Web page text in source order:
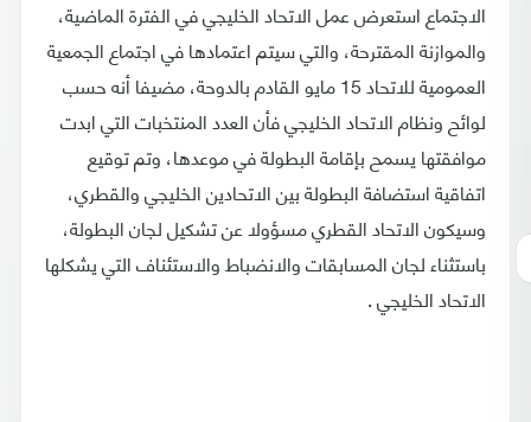
الاجتماع استعرض عمل الاتحاد الخليجي في الفترة الماضية،
والموازنة المقترحة، والتي سيتم اعتمادها في اجتماع الجمعية
العمومية للاتحاد 15 مايو القادم بالدوحة، مضيفا أنه حسب
لوائح ونظام الاتحاد الخليجي فأن العدد المنتخبات التي ابدت
موافقتها يسمح بإقامة البطولة في موعدها، وتم توقيع
اتفاقية استضافة البطولة بين الاتحادين الخليجي والقطري،
وسيكون الاتحاد القطري مسؤولا عن تشكيل لجان البطولة،
باستثناء لجان المسابقات والانضباط والاستئناف التي يشكلها
الاتحاد الخليجي .